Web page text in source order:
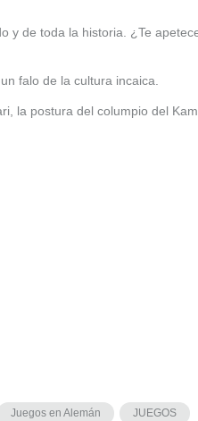
y de toda la historia. ¿Te
falo de la cultura incaica.
la postura del columpio del
Juegos en Alemán JUEGOS